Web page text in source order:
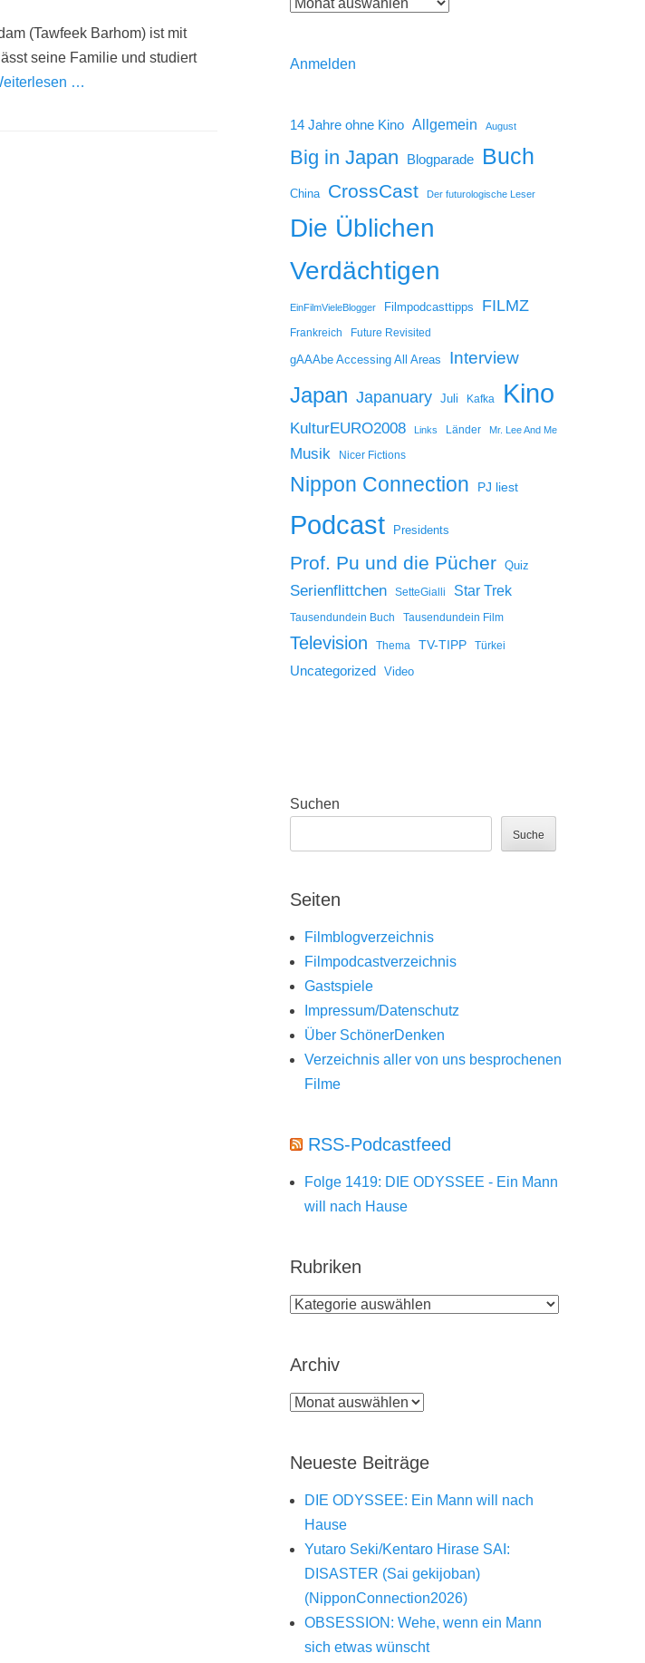
(Tawfeek Barhom) ist mit
seine Familie und studiert
…
Anmelden
14 Jahre ohne Kino Allgemein August
Big in Japan Blogparade Buch
China CrossCast Der futurologische Leser
Die Üblichen
Verdächtigen
EinFilmVieleBlogger Filmpodcasttipps FILMZ
Frankreich Future Revisited
gAAAbe Accessing All Areas Interview
Japan Japanuary Juli Kafka Kino
KulturEURO2008 Links Länder Mr. Lee And Me
Musik Nicer Fictions
Nippon Connection PJ liest
Podcast Presidents
Prof. Pu und die Pücher Quiz
Serienflittchen SetteGialli Star Trek
Tausendundein Buch Tausendundein Film
Television Thema TV-TIPP Türkei
Uncategorized Video
Suchen
Suche
Seiten
Filmblogverzeichnis
Filmpodcastverzeichnis
Gastspiele
Impressum/Datenschutz
Über SchönerDenken
Verzeichnis aller von uns besprochenen
Filme
RSS-Podcastfeed
Folge 1419: DIE ODYSSEE - Ein Mann
will nach Hause
Rubriken
Rubriken
Archiv
Archiv
Neueste Beiträge
DIE ODYSSEE: Ein Mann will nach
Hause
Yutaro Seki/Kentaro Hirase SAI:
DISASTER (Sai gekijoban)
(NipponConnection2026)
OBSESSION: Wehe, wenn ein Mann
sich etwas wünscht